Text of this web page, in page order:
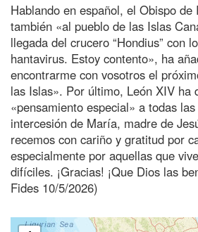
Hablando en español, el Obispo
también «al pueblo de las Islas
llegada del crucero “Hondius” con
hantavirus. Estoy contento», ha
encontrarme con vosotros el
las Islas». Por último, León XIV ha
«pensamiento especial» a todas
intercesión de María, madre de
recemos con cariño y gratitud por
especialmente por aquellas que
difíciles. ¡Gracias! ¡Que Dios las
Fides 10/5/2026)